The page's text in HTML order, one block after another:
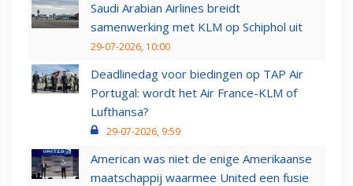
Saudi Arabian Airlines breidt
samenwerking met KLM op Schiphol uit
29-07-2026, 10:00
Deadlinedag voor biedingen op TAP Air
Portugal: wordt het Air France-KLM of
Lufthansa?
29-07-2026, 9:59
American was niet de enige Amerikaanse
maatschappij waarmee United een fusie